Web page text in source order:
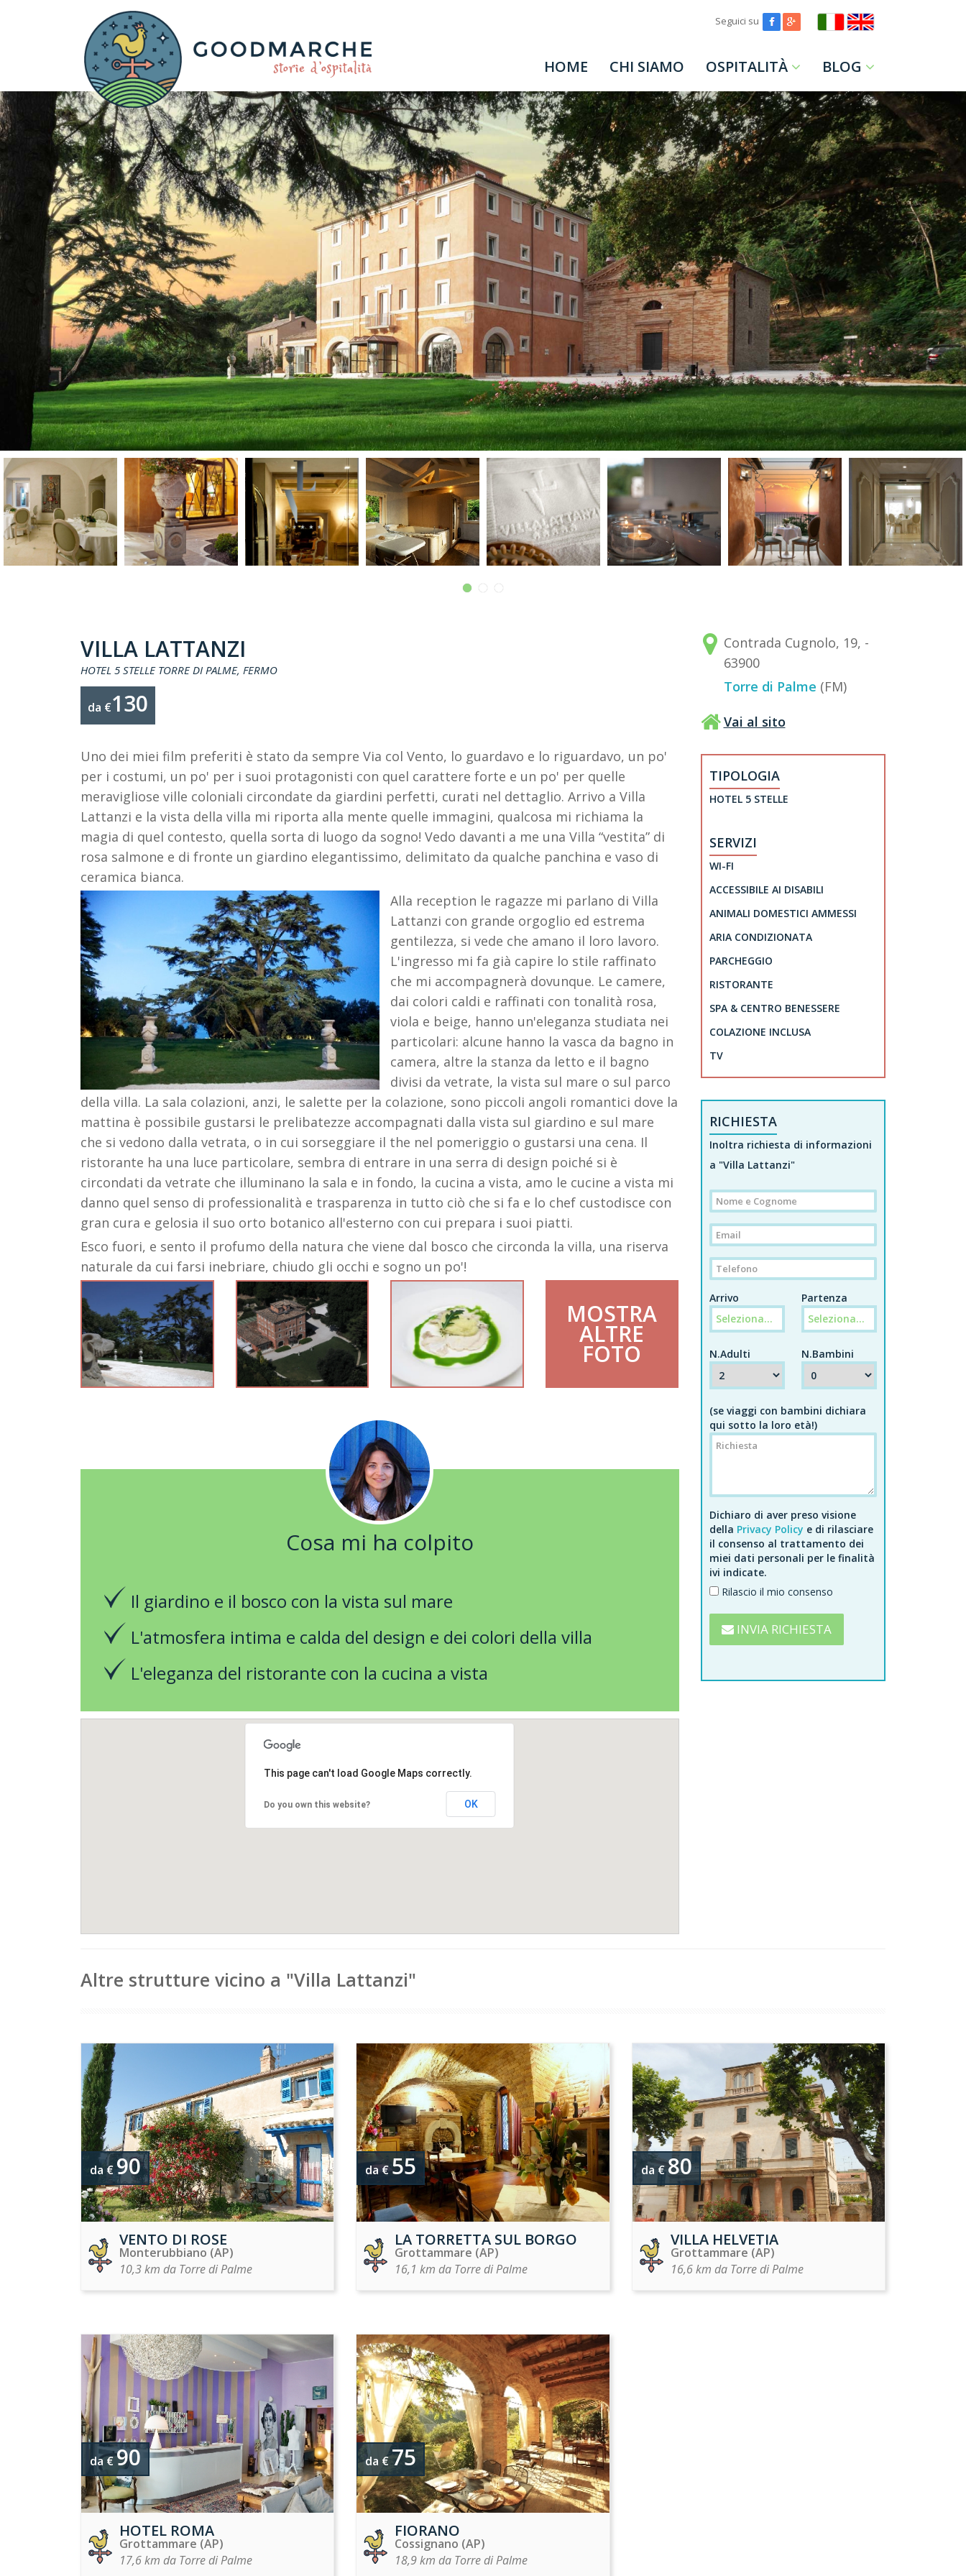
Seguici su
HOME CHI SIAMO OSPITALITÀ BLOG
VILLA LATTANZI
HOTEL 5 STELLE TORRE DI PALME, FERMO
da €130
Uno dei miei film preferiti è stato da sempre Via col Vento, lo guardavo e lo riguardavo, un po'
per i costumi, un po' per i suoi protagonisti con quel carattere forte e un po' per quelle
meravigliose ville coloniali circondate da giardini perfetti, curati nel dettaglio. Arrivo a Villa
Lattanzi e la vista della villa mi riporta alla mente quelle immagini, qualcosa mi richiama la
magia di quel contesto, quella sorta di luogo da sogno! Vedo davanti a me una Villa “vestita” di
rosa salmone e di fronte un giardino elegantissimo, delimitato da qualche panchina e vaso di
ceramica bianca.
Alla reception le ragazze mi parlano di Villa
Lattanzi con grande orgoglio ed estrema
gentilezza, si vede che amano il loro lavoro.
L'ingresso mi fa già capire lo stile raffinato
che mi accompagnerà dovunque. Le camere,
dai colori caldi e raffinati con tonalità rosa,
viola e beige, hanno un'eleganza studiata nei
particolari: alcune hanno la vasca da bagno in
camera, altre la stanza da letto e il bagno
divisi da vetrate, la vista sul mare o sul parco
della villa. La sala colazioni, anzi, le salette per la colazione, sono piccoli angoli romantici dove la
mattina è possibile gustarsi le prelibatezze accompagnati dalla vista sul giardino e sul mare
che si vedono dalla vetrata, o in cui sorseggiare il the nel pomeriggio o gustarsi una cena. Il
ristorante ha una luce particolare, sembra di entrare in una serra di design poiché si è
circondati da vetrate che illuminano la sala e in fondo, la cucina a vista, amo le cucine a vista mi
danno quel senso di professionalità e trasparenza in tutto ciò che si fa e lo chef custodisce con
gran cura e gelosia il suo orto botanico all'esterno con cui prepara i suoi piatti.
Esco fuori, e sento il profumo della natura che viene dal bosco che circonda la villa, una riserva
naturale da cui farsi inebriare, chiudo gli occhi e sogno un po'!
MOSTRA
ALTRE
FOTO
Cosa mi ha colpito
Il giardino e il bosco con la vista sul mare
L'atmosfera intima e calda del design e dei colori della villa
L'eleganza del ristorante con la cucina a vista
This page can't load Google Maps correctly.
Do you own this website? OK
Contrada Cugnolo, 19, -
63900
Torre di Palme (FM)
Vai al sito
TIPOLOGIA
HOTEL 5 STELLE
SERVIZI
WI-FI
ACCESSIBILE AI DISABILI
ANIMALI DOMESTICI AMMESSI
ARIA CONDIZIONATA
PARCHEGGIO
RISTORANTE
SPA & CENTRO BENESSERE
COLAZIONE INCLUSA
TV
RICHIESTA
Inoltra richiesta di informazioni
a "Villa Lattanzi"
Arrivo Partenza
N.Adulti N.Bambini
(se viaggi con bambini dichiara
qui sotto la loro età!)
Dichiaro di aver preso visione
della Privacy Policy e di rilasciare
il consenso al trattamento dei
miei dati personali per le finalità
ivi indicate.
Rilascio il mio consenso
INVIA RICHIESTA
Altre strutture vicino a "Villa Lattanzi"
da €90
VENTO DI ROSE
Monterubbiano (AP)
10,3 km da Torre di Palme
da €55
LA TORRETTA SUL BORGO
Grottammare (AP)
16,1 km da Torre di Palme
da €80
VILLA HELVETIA
Grottammare (AP)
16,6 km da Torre di Palme
da €90
HOTEL ROMA
Grottammare (AP)
17,6 km da Torre di Palme
da €75
FIORANO
Cossignano (AP)
18,9 km da Torre di Palme